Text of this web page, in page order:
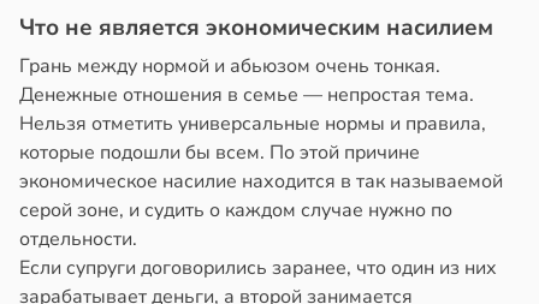
Что не является экономическим насилием
Грань между нормой и абьюзом очень тонкая.
Денежные отношения в семье — непростая тема.
Нельзя отметить универсальные нормы и правила,
которые подошли бы всем. По этой причине
экономическое насилие находится в так называемой
серой зоне, и судить о каждом случае нужно по
отдельности.
Если супруги договорились заранее, что один из них
зарабатывает деньги, а второй занимается